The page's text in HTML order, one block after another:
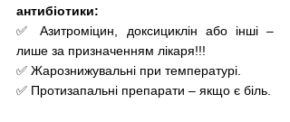
антибіотики:
✅ Азитроміцин, доксициклін або інші –
лише за призначенням лікаря!!!
✅ Жарознижувальні при температурі.
✅ Протизапальні препарати – якщо є біль.